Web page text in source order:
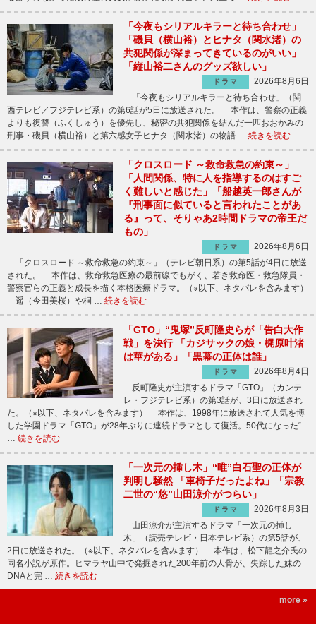
「今夜もシリアルキラーと待ち合わせ」
「磯貝（横山裕）とヒナタ（関水渚）の
共犯関係が深まってきているのがいい」
「縦山裕二さんのグッズ欲しい」
ドラマ
2026年8月6日
「今夜もシリアルキラーと待ち合わせ」（関
西テレビ／フジテレビ系）の第6話が5日に放送された。 本作は、警察の正義
よりも復讐（ふくしゅう）を優先し、秘密の共犯関係を結んだ一匹おおかみの
刑事・磯貝（横山裕）と第六感女子ヒナタ（関水渚）の物語 … 続きを読む
「クロスロード ～救命救急の約束～」
「人間関係、特に人を指導するのはすご
く難しいと感じた」「船越英一郎さんが
『刑事面に似ていると言われたことがあ
る』って、そりゃあ2時間ドラマの帝王だ
もの」
ドラマ
2026年8月6日
「クロスロード ～救命救急の約束～」（テレビ朝日系）の第5話が4日に放送
された。 本作は、救命救急医療の最前線でもがく、若き救命医・救急隊員・
警察官らの正義と成長を描く本格医療ドラマ。（※以下、ネタバレを含みます）
遥（今田美桜）や桐 … 続きを読む
「GTO」“鬼塚”反町隆史らが「告白大作
戦」を決行 「カジサックの娘・梶原叶渚
は華がある」「黒幕の正体は誰」
ドラマ
2026年8月4日
反町隆史が主演するドラマ「GTO」（カンテ
レ・フジテレビ系）の第3話が、3日に放送され
た。（※以下、ネタバレを含みます） 本作は、1998年に放送されて人気を博
した学園ドラマ「GTO」が28年ぶりに連続ドラマとして復活。50代になった“
… 続きを読む
「一次元の挿し木」“唯”白石聖の正体が
判明し騒然 「車椅子だったよね」「宗教
二世の“悠”山田涼介がつらい」
ドラマ
2026年8月3日
山田涼介が主演するドラマ「一次元の挿し
木」（読売テレビ・日本テレビ系）の第5話が、
2日に放送された。（※以下、ネタバレを含みます） 本作は、松下龍之介氏の
同名小説が原作。ヒマラヤ山中で発掘された200年前の人骨が、失踪した妹の
DNAと完 … 続きを読む
more »